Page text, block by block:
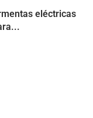
eléctricas